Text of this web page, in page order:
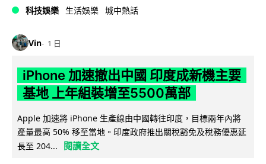
科技娛樂 生活娛樂 城中熱話
Vin 1 日
iPhone 加速撤出中國 印度成新機主要
基地 上年組裝增至5500萬部
Apple 加速將 iPhone 生產線由中國轉往印度，目標兩年內將
產量最高 50% 移至當地。印度政府推出關稅豁免及稅務優惠延
長至 204...
閱讀全文